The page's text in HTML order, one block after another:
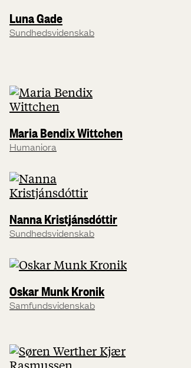
Luna Gade
Sundhedsvidenskab
Maria Bendix Wittchen
Humaniora
Nanna Kristjánsdóttir
Sundhedsvidenskab
Oskar Munk Kronik
Samfundsvidenskab